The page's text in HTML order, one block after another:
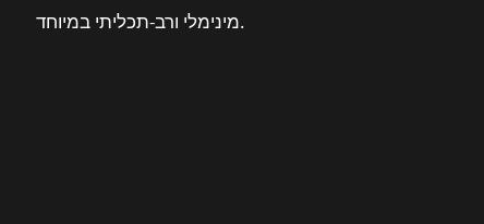
מינימלי ורב-תכליתי במיוחד.